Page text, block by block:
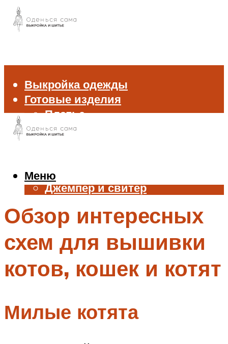
Выкройка одежды
Готовые изделия
Платье
Брюки
Жилет
Джемпер и свитер
Аксессуары
Меню
Меню
Обзор интересных
схем для вышивки
котов, кошек и котят
Милые котята